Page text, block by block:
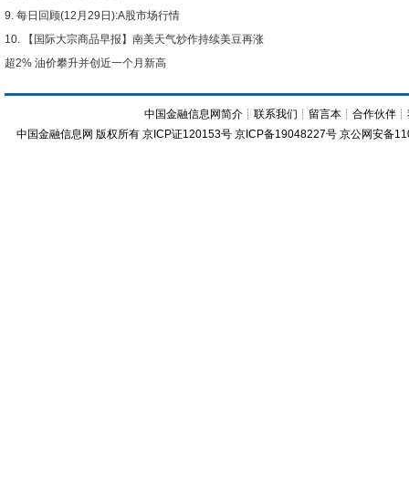
每日回顾(12月29日):A股市场行情
【国际大宗商品早报】南美天气炒作持续美豆再涨
超2% 油价攀升并创近一个月新高
中国金融信息网简介 ┊联系我们 ┊ 留言本 ┊合作伙伴 ┊
中国金融信息网 版权所有 京ICP证120153号 京ICP备19048227号 京公网安备